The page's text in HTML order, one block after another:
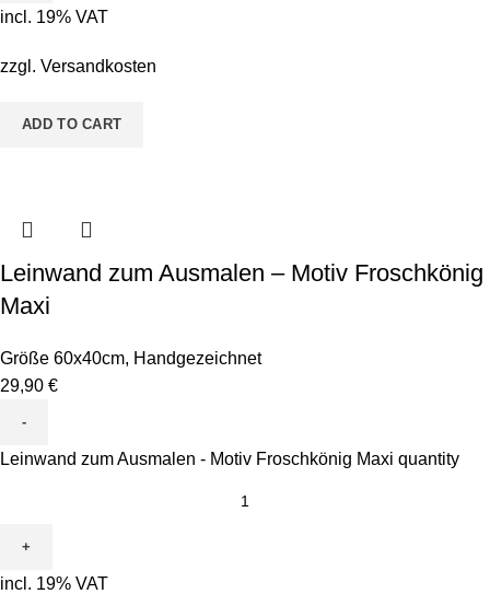
incl. 19% VAT
zzgl. Versandkosten
ADD TO CART
Leinwand zum Ausmalen – Motiv Froschkönig
Maxi
Größe 60x40cm, Handgezeichnet
29,90 €
Leinwand zum Ausmalen - Motiv Froschkönig Maxi quantity
incl. 19% VAT